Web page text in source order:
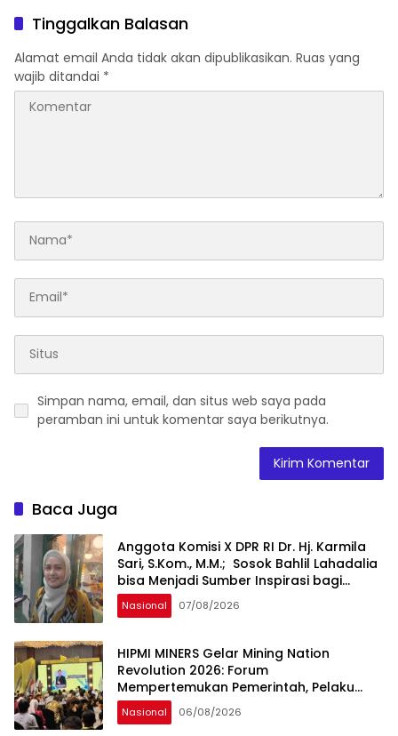
Bintan
Ekonomi Politik Indonesia)
& Simposium Nasional
Tinggalkan Balasan
Alamat email Anda tidak akan dipublikasikan. Ruas yang
wajib ditandai *
Simpan nama, email, dan situs web saya pada
peramban ini untuk komentar saya berikutnya.
Baca Juga
Anggota Komisi X DPR RI Dr. Hj. Karmila
Sari, S.Kom., M.M.; Sosok Bahlil Lahadalia
bisa Menjadi Sumber Inspirasi bagi
Generasi Muda, Pelaku Usaha,
Pemerintah, maupun Pemangku
sama Memberikan Kontribusi bagi
Pembangunan Nasional.
Nasional 07/08/2026
HIPMI MINERS Gelar Mining Nation
Revolution 2026: Forum
Mempertemukan Pemerintah, Pelaku
Industri, Investor, Akademisi, dan
Pengusaha dalam Mendukung
Nasional 06/08/2026